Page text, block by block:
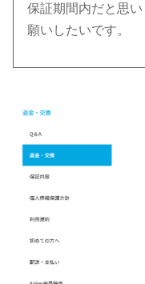
保証期間内だと思
願いしたいです。